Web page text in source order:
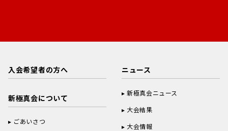
入会希望者の方へ
新極真会について
ごあいさつ
ニュース
新極真会ニュース
大会結果
大会情報